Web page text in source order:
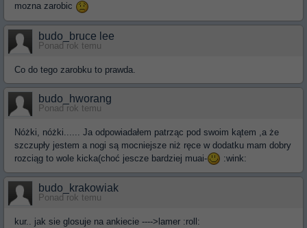
mozna zarobic
budo_bruce lee
Ponad rok temu
Co do tego zarobku to prawda.
budo_hworang
Ponad rok temu
Nóżki, nóżki...... Ja odpowiadałem patrząc pod swoim kątem ,a że
szczupły jestem a nogi są mocniejsze niż ręce w dodatku mam dobry
rozciąg to wole kicka(choć jescze bardziej muai-
:wink:
budo_krakowiak
Ponad rok temu
kur.. jak sie glosuje na ankiecie ---->lamer :roll: